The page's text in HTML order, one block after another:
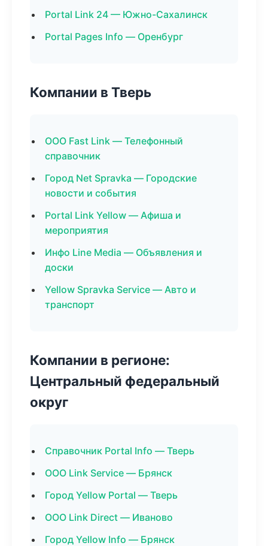
Portal Link 24 — Южно-Сахалинск
Portal Pages Info — Оренбург
Компании в Тверь
ООО Fast Link — Телефонный
справочник
Город Net Spravka — Городские
новости и события
Portal Link Yellow — Афиша и
мероприятия
Инфо Line Media — Объявления и
доски
Yellow Spravka Service — Авто и
транспорт
Компании в регионе:
Центральный федеральный
округ
Справочник Portal Info — Тверь
ООО Link Service — Брянск
Город Yellow Portal — Тверь
ООО Link Direct — Иваново
Город Yellow Info — Брянск